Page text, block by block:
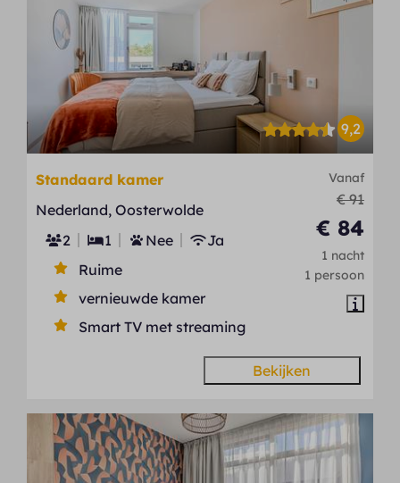
9,2
Vanaf
€ 91
€ 84
1 nacht
1 persoon
Standaard kamer
Nederland, Oosterwolde
2
1 Nee
Ja
Ruime
vernieuwde kamer
Smart TV met streaming
Bekijken